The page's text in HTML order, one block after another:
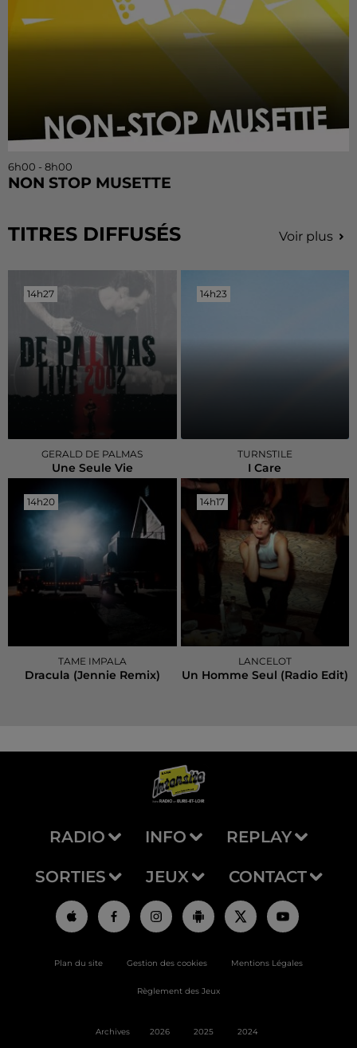
6h00 - 8h00
NON STOP MUSETTE
TITRES DIFFUSÉS Voir plus
14h27
14h27
GERALD DE PALMAS
Une Seule Vie
14h23
14h23
TURNSTILE
I Care
14h20
14h20
TAME IMPALA
Dracula (jennie Remix)
14h17
14h17
LANCELOT
Un Homme Seul (radio Edit)
RADIO INFO REPLAY
SORTIES JEUX CONTACT
Plan du site Gestion des cookies Mentions Légales
Règlement des Jeux
Archives 2026 2025 2024